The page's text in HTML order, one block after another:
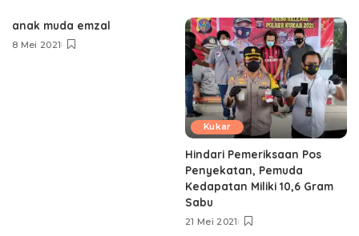
anak muda emzal
8 Mei 2021
Kukar
Hindari Pemeriksaan Pos
Penyekatan, Pemuda
Kedapatan Miliki 10,6 Gram
Sabu
21 Mei 2021